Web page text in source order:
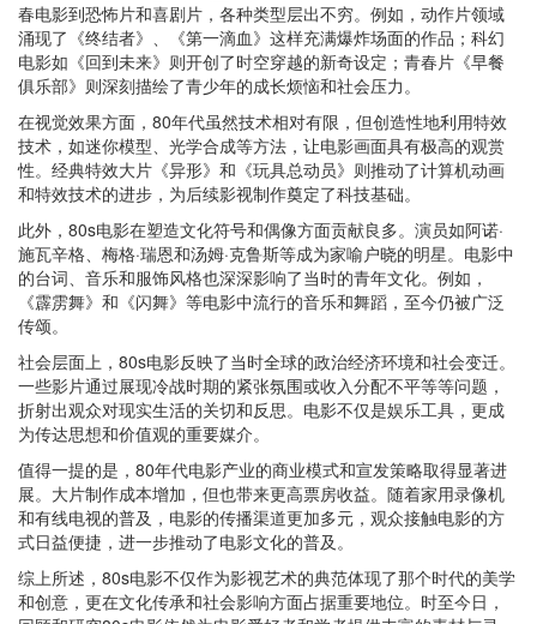
春电影到恐怖片和喜剧片，各种类型层出不穷。例如，动作片领域
涌现了《终结者》、《第一滴血》这样充满爆炸场面的作品；科幻
电影如《回到未来》则开创了时空穿越的新奇设定；青春片《早餐
俱乐部》则深刻描绘了青少年的成长烦恼和社会压力。
在视觉效果方面，80年代虽然技术相对有限，但创造性地利用特效
技术，如迷你模型、光学合成等方法，让电影画面具有极高的观赏
性。经典特效大片《异形》和《玩具总动员》则推动了计算机动画
和特效技术的进步，为后续影视制作奠定了科技基础。
此外，80s电影在塑造文化符号和偶像方面贡献良多。演员如阿诺·
施瓦辛格、梅格·瑞恩和汤姆·克鲁斯等成为家喻户晓的明星。电影中
的台词、音乐和服饰风格也深深影响了当时的青年文化。例如，
《霹雳舞》和《闪舞》等电影中流行的音乐和舞蹈，至今仍被广泛
传颂。
社会层面上，80s电影反映了当时全球的政治经济环境和社会变迁。
一些影片通过展现冷战时期的紧张氛围或收入分配不平等等问题，
折射出观众对现实生活的关切和反思。电影不仅是娱乐工具，更成
为传达思想和价值观的重要媒介。
值得一提的是，80年代电影产业的商业模式和宣发策略取得显著进
展。大片制作成本增加，但也带来更高票房收益。随着家用录像机
和有线电视的普及，电影的传播渠道更加多元，观众接触电影的方
式日益便捷，进一步推动了电影文化的普及。
综上所述，80s电影不仅作为影视艺术的典范体现了那个时代的美学
和创意，更在文化传承和社会影响方面占据重要地位。时至今日，